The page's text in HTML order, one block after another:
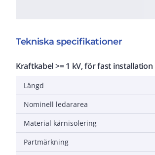
Tekniska specifikationer
Kraftkabel >= 1 kV, för fast installation
Längd
Nominell ledararea
Material kärnisolering
Partmärkning